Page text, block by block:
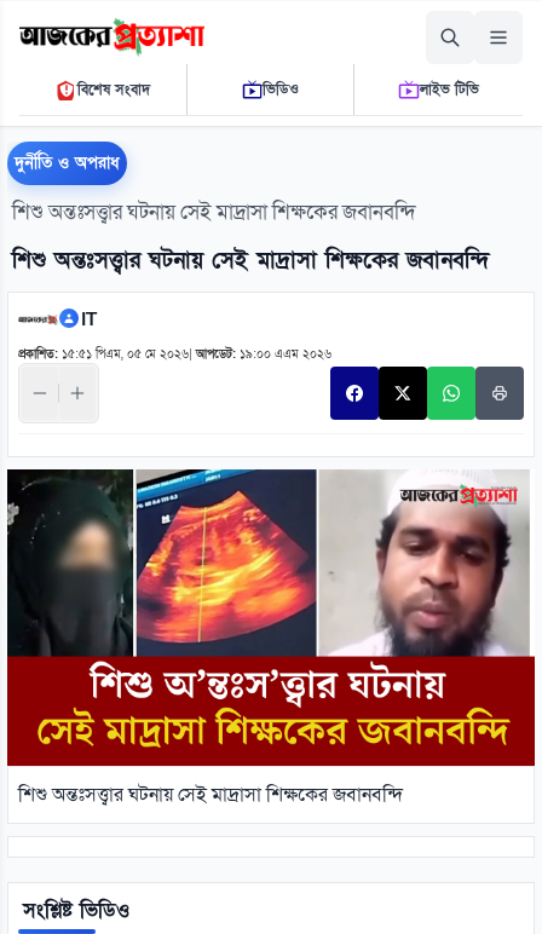
শুক্রবার, ০৭ আগস্ট ২০২৬
১১:৪৫:৪২ পি.এম.THE DAILY AJKER PROTTASHA
বিশেষ সংবাদ ভিডিও লাইভ টিভি
দুর্নীতি ও অপরাধ
শিশু অন্তঃসত্ত্বার ঘটনায় সেই মাদ্রাসা শিক্ষকের জবানবন্দি
শিশু অন্তঃসত্ত্বার ঘটনায় সেই মাদ্রাসা শিক্ষকের জবানবন্দি
IT
প্রকাশিত: ১৫:৫১ পিএম, ০৫ মে ২০২৬ |আপডেট: ১৯:০০ এএম ২০২৬
শিশু অন্তঃসত্ত্বার ঘটনায় সেই মাদ্রাসা শিক্ষকের জবানবন্দি
সংশ্লিষ্ট ভিডিও